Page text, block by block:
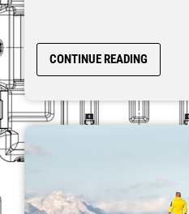
CONTINUE READING